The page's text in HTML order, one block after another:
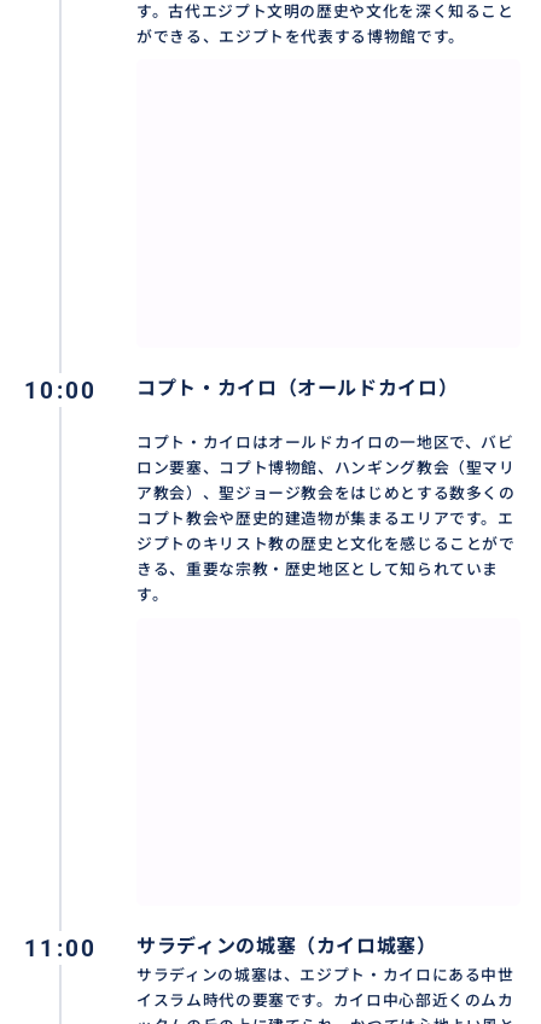
す。古代エジプト文明の歴史や文化を深く知ること
ができる、エジプトを代表する博物館です。
10:00 コプト・カイロ（オールドカイロ）
コプト・カイロはオールドカイロの一地区で、バビ
ロン要塞、コプト博物館、ハンギング教会（聖マリ
ア教会）、聖ジョージ教会をはじめとする数多くの
コプト教会や歴史的建造物が集まるエリアです。エ
ジプトのキリスト教の歴史と文化を感じることがで
きる、重要な宗教・歴史地区として知られていま
す。
11:00 サラディンの城塞（カイロ城塞）
サラディンの城塞は、エジプト・カイロにある中世
イスラム時代の要塞です。カイロ中心部近くのムカ